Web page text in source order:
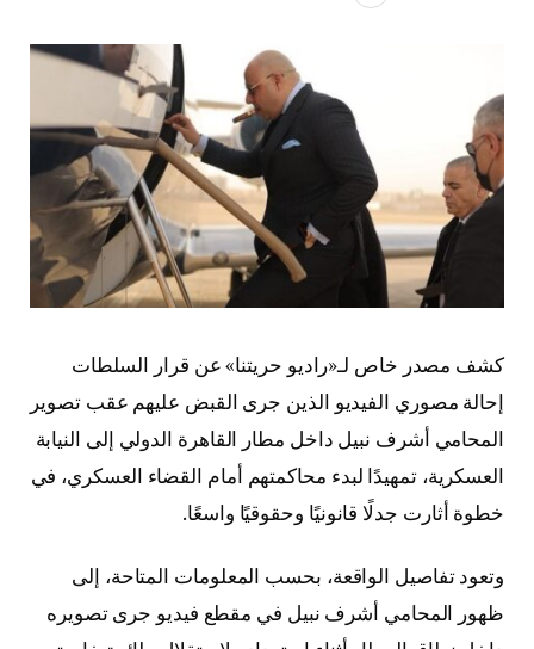
كشف مصدر خاص لـ«راديو حريتنا» عن قرار السلطات
إحالة مصوري الفيديو الذين جرى القبض عليهم عقب تصوير
المحامي أشرف نبيل داخل مطار القاهرة الدولي إلى النيابة
العسكرية، تمهيدًا لبدء محاكمتهم أمام القضاء العسكري، في
خطوة أثارت جدلًا قانونيًا وحقوقيًا واسعًا.
وتعود تفاصيل الواقعة، بحسب المعلومات المتاحة، إلى
ظهور المحامي أشرف نبيل في مقطع فيديو جرى تصويره